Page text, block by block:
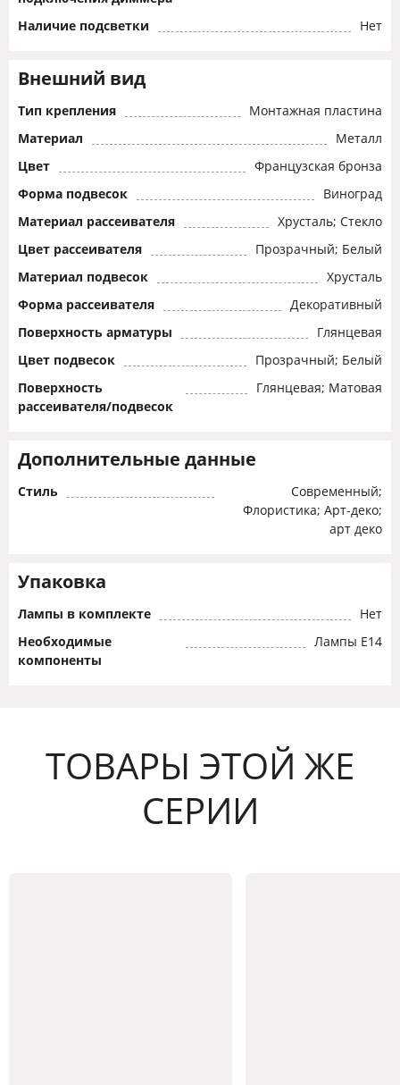
Наличие подсветки
Нет
Внешний вид
Тип крепления
Монтажная пластина
Материал
Металл
Цвет
Французская бронза
Форма подвесок
Виноград
Материал рассеивателя
Хрусталь; Стекло
Цвет рассеивателя
Прозрачный; Белый
Материал подвесок
Хрусталь
Форма рассеивателя
Декоративный
Поверхность арматуры
Глянцевая
Цвет подвесок
Прозрачный; Белый
Поверхность
рассеивателя/подвесок
Глянцевая; Матовая
Дополнительные данные
Стиль
Современный;
Флористика; Арт-деко;
арт деко
Упаковка
Лампы в комплекте
Нет
Необходимые
компоненты
Лампы Е14
ТОВАРЫ ЭТОЙ ЖЕ
СЕРИИ